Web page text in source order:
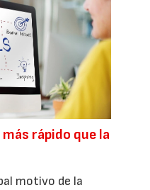
rápido que la
motivo de la